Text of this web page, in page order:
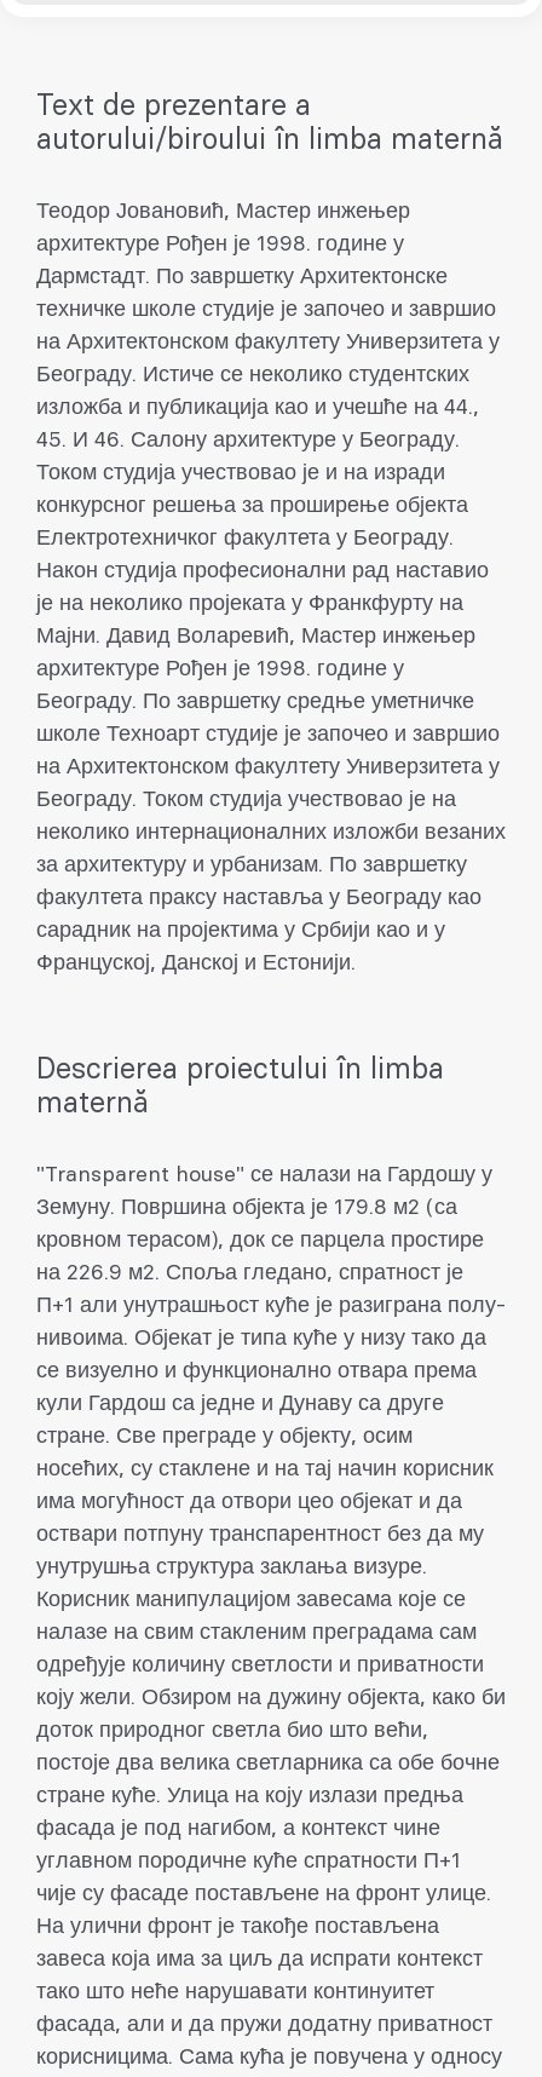
Text de prezentare a
autorului/biroului în limba maternă
Теодор Јовановић, Мастер инжењер
архитектуре Рођен је 1998. године у
Дармстадт. По завршетку Архитектонске
техничке школе студије је започео и завршио
на Архитектонском факултету Универзитета у
Београду. Истиче се неколико студентских
изложба и публикација као и учешће на 44.,
45. И 46. Салону архитектуре у Београду.
Током студија учествовао је и на изради
конкурсног решења за проширење објекта
Електротехничког факултета у Београду.
Након студија професионални рад наставио
је на неколико пројеката у Франкфурту на
Мајни. Давид Воларевић, Мастер инжењер
архитектуре Рођен је 1998. године у
Београду. По завршетку средње уметничке
школе Техноарт студије је започео и завршио
на Архитектонском факултету Универзитета у
Београду. Током студија учествовао је на
неколико интернационалних изложби везаних
за архитектуру и урбанизам. По завршетку
факултета праксу наставља у Београду као
сарадник на пројектима у Србији као и у
Француској, Данској и Естонији.
Descrierea proiectului în limba
maternă
"Transparent house" се налази на Гардошу у
Земуну. Површина објекта је 179.8 м2 (са
кровном терасом), док се парцела простире
на 226.9 м2. Споља гледано, спратност је
П+1 али унутрашњост куће је разиграна полу-
нивоима. Објекат је типа куће у низу тако да
се визуелно и функционално отвара према
кули Гардош са једне и Дунаву са друге
стране. Све преграде у објекту, осим
носећих, су стаклене и на тај начин корисник
има могућност да отвори цео објекат и да
оствари потпуну транспарентност без да му
унутрушња структура заклања визуре.
Корисник манипулацијом завесама које се
налазе на свим стакленим преградама сам
одређује количину светлости и приватности
коју жели. Обзиром на дужину објекта, како би
доток природног светла био што већи,
постоје два велика светларника са обе бочне
стране куће. Улица на коју излази предња
фасада је под нагибом, а контекст чине
углавном породичне куће спратности П+1
чије су фасаде постављене на фронт улице.
На улични фронт је такође постављена
завеса која има за циљ да испрати контекст
тако што неће нарушавати континуитет
фасада, али и да пружи додатну приватност
корисницима. Сама кућа је повучена у односу